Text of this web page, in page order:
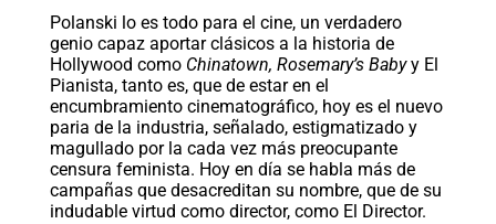
Polanski lo es todo para el cine, un verdadero
genio capaz aportar clásicos a la historia de
Hollywood como Chinatown, Rosemary’s Babyy El
Pianista, tanto es, que de estar en el
encumbramiento cinematográfico, hoy es el nuevo
paria de la industria, señalado, estigmatizado y
magullado por la cada vez más preocupante
censura feminista. Hoy en día se habla más de
campañas que desacreditan su nombre, que de su
indudable virtud como director, como El Director.